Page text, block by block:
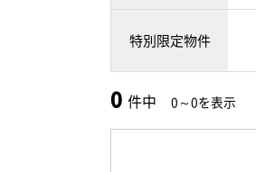
特別限定物件
0 件中 0～0を表示